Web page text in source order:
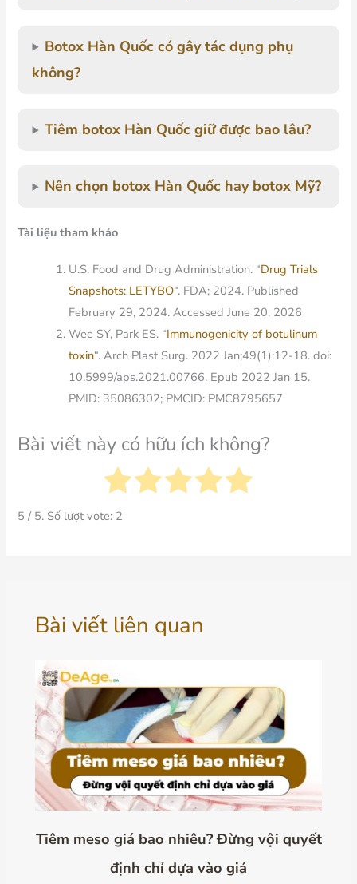
Botox Hàn Quốc có gây tác dụng phụ
không?
Tiêm botox Hàn Quốc giữ được bao lâu?
Nên chọn botox Hàn Quốc hay botox Mỹ?
Tài liệu tham khảo
U.S. Food and Drug Administration. “Drug Trials
Snapshots: LETYBO“. FDA; 2024. Published
February 29, 2024. Accessed June 20, 2026
Wee SY, Park ES. “Immunogenicity of botulinum
toxin“. Arch Plast Surg. 2022 Jan;49(1):12-18. doi:
10.5999/aps.2021.00766. Epub 2022 Jan 15.
PMID: 35086302; PMCID: PMC8795657
Bài viết này có hữu ích không?
5 / 5. Số lượt vote: 2
Bài viết liên quan
Tiêm meso giá bao nhiêu? Đừng vội quyết
định chỉ dựa vào giá